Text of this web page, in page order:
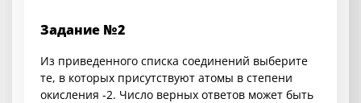
Задание №2
Из приведенного списка соединений выберите
те, в которых присутствуют атомы в степени
окисления -2. Число верных ответов может быть